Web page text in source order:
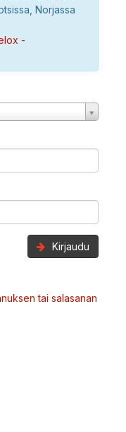
Norjassa
-
Kirjaudu
tai salasanan